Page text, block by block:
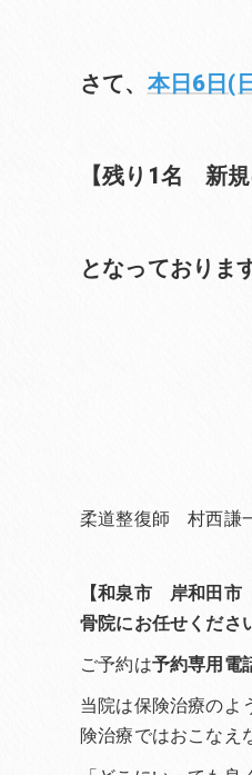
さて、 本日6日(
【残り1名 新規
となっておりま
柔道整復師 村西謙
【和泉市 岸和田市
骨院にお任せくださ
ご予約は予約専用電
当院は保険治療のよ
険治療ではおこなえ